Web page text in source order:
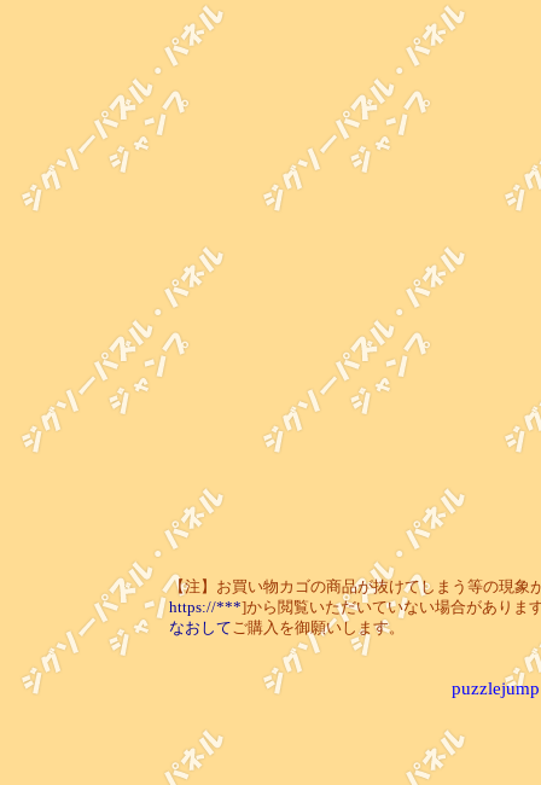
【注】お買い物カゴの商品が抜けてしまう等の現象
https://***]から閲覧いただいていない場合がありま
なおしてご購入を御願いします。